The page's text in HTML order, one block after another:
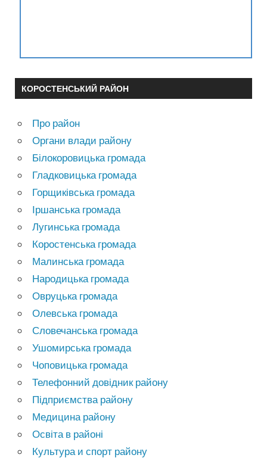
КОРОСТЕНСЬКИЙ РАЙОН
Про район
Органи влади району
Білокоровицька громада
Гладковицька громада
Горщиківська громада
Іршанська громада
Лугинська громада
Коростенська громада
Малинська громада
Народицька громада
Овруцька громада
Олевська громада
Словечанська громада
Ушомирська громада
Чоповицька громада
Телефонний довідник району
Підприємства району
Медицина району
Освіта в районі
Культура и спорт району